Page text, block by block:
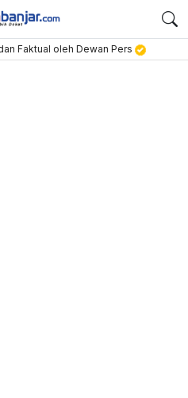
Faktual oleh Dewan Pers